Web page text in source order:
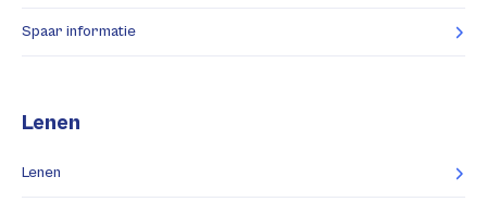
Spaar informatie
Lenen
Lenen